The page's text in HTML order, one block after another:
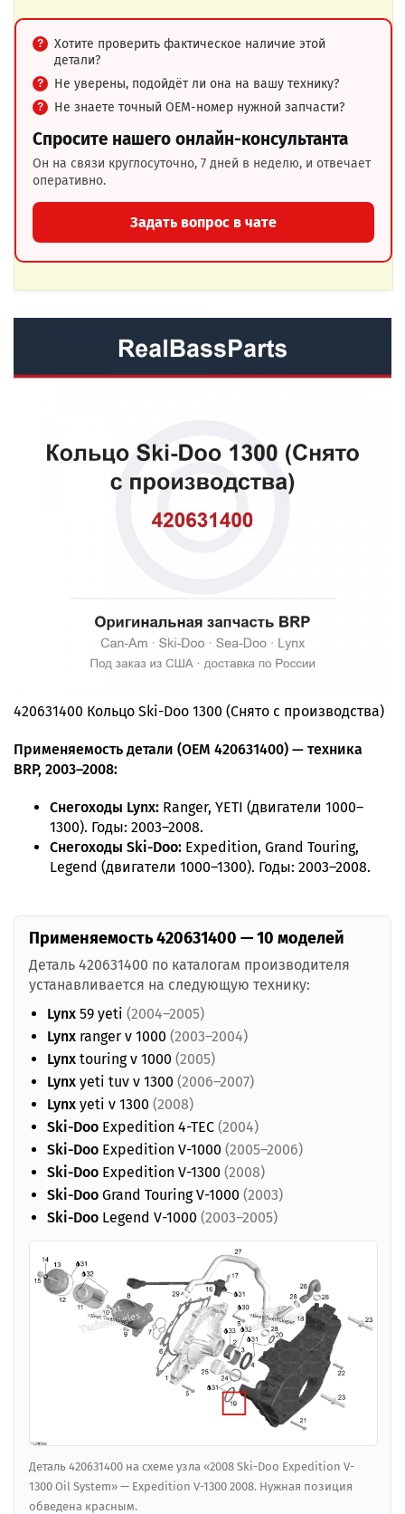
Хотите проверить фактическое наличие этой
детали?
Не уверены, подойдёт ли она на вашу технику?
Не знаете точный OEM-номер нужной запчасти?
Спросите нашего онлайн-консультанта
Он на связи круглосуточно, 7 дней в неделю, и отвечает
оперативно.
Задать вопрос в чате
420631400 Кольцо Ski-Doo 1300 (Снято с производства)
Применяемость детали (OEM 420631400) — техника
BRP, 2003–2008:
Снегоходы Lynx: Ranger, YETI (двигатели 1000–
1300). Годы: 2003–2008.
Снегоходы Ski-Doo: Expedition, Grand Touring,
Legend (двигатели 1000–1300). Годы: 2003–2008.
Применяемость 420631400 — 10 моделей
Деталь 420631400 по каталогам производителя
устанавливается на следующую технику:
Lynx 59 yeti (2004–2005)
Lynx ranger v 1000 (2003–2004)
Lynx touring v 1000 (2005)
Lynx yeti tuv v 1300 (2006–2007)
Lynx yeti v 1300 (2008)
Ski-Doo Expedition 4-TEC (2004)
Ski-Doo Expedition V-1000 (2005–2006)
Ski-Doo Expedition V-1300 (2008)
Ski-Doo Grand Touring V-1000 (2003)
Ski-Doo Legend V-1000 (2003–2005)
Деталь 420631400 на схеме узла «2008 Ski-Doo Expedition V-
1300 Oil System» — Expedition V-1300 2008. Нужная позиция
обведена красным.